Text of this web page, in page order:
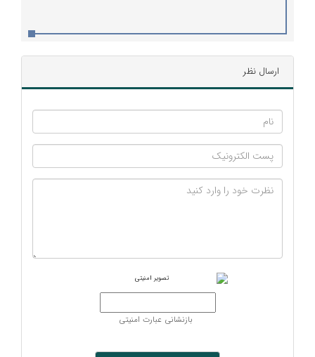
ارسال نظر
بازنشانی عبارت امنیتی